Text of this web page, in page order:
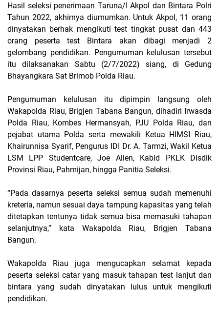
Hasil seleksi penerimaan Taruna/I Akpol dan Bintara Polri
Tahun 2022, akhirnya diumumkan. Untuk Akpol, 11 orang
dinyatakan berhak mengikuti test tingkat pusat dan 443
orang peserta test Bintara akan dibagi menjadi 2
gelombang pendidikan. Pengumuman kelulusan tersebut
itu dilaksanakan Sabtu (2/7/2022) siang, di Gedung
Bhayangkara Sat Brimob Polda Riau.
Pengumuman kelulusan itu dipimpin langsung oleh
Wakapolda Riau, Brigjen Tabana Bangun, dihadiri Irwasda
Polda Riau, Kombes Hermansyah, PJU Polda Riau, dan
pejabat utama Polda serta mewakili Ketua HIMSI Riau,
Khairunnisa Syarif, Pengurus IDI Dr. A. Tarmzi, Wakil Ketua
LSM LPP Studentcare, Joe Allen, Kabid PKLK Disdik
Provinsi Riau, Pahmijan, hingga Panitia Seleksi.
“Pada dasarnya peserta seleksi semua sudah memenuhi
kreteria, namun sesuai daya tampung kapasitas yang telah
ditetapkan tentunya tidak semua bisa memasuki tahapan
selanjutnya,” kata Wakapolda Riau, Brigjen Tabana
Bangun.
Wakapolda Riau juga mengucapkan selamat kepada
peserta seleksi catar yang masuk tahapan test lanjut dan
bintara yang sudah dinyatakan lulus untuk mengikuti
pendidikan.